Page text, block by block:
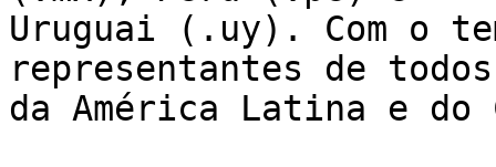
Uruguai (.uy). Com o
representantes de
da América Latina e do